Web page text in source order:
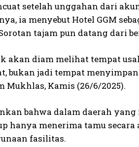
setelah unggahan dari
ia menyebut Hotel GGM
tajam pun datang dari
akan diam melihat tempat
bukan jadi tempat
Mukhlas, Kamis (26/6/2025).
bahwa dalam daerah
hanya menerima tamu
fasilitas.